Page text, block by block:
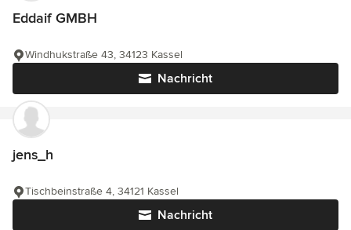
Eddaif GMBH
Nachricht
Windhukstraße 43, 34123 Kassel
jens_h
Nachricht
Tischbeinstraße 4, 34121 Kassel